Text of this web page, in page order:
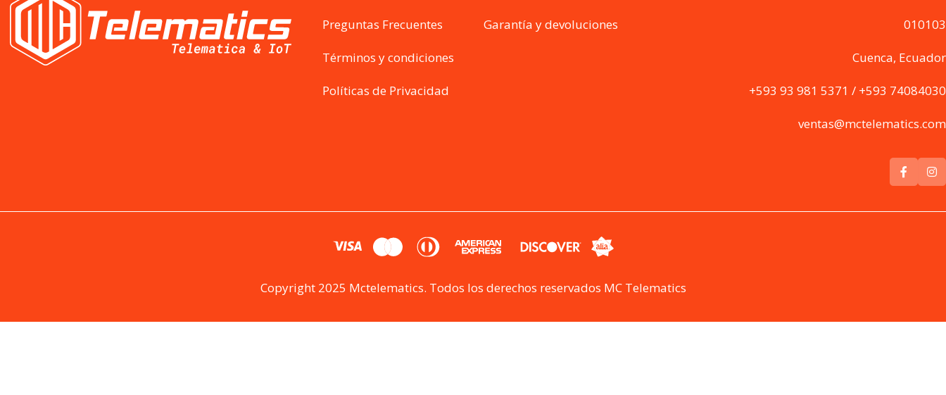
Preguntas Frecuentes
Términos y condiciones
Políticas de Privacidad
Garantía y devoluciones 010103
Cuenca, Ecuador
+593 93 981 5371 / +593 74084030
ventas@mctelematics.com
Copyright 2025 Mctelematics. Todos los derechos reservados MC Telematics